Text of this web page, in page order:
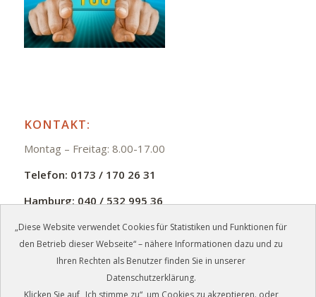
„Diese Website verwendet Cookies für Statistiken und Funktionen für
den Betrieb dieser Webseite“ – nähere Informationen dazu und zu
Ihren Rechten als Benutzer finden Sie in unserer
Datenschutzerklärung.
Klicken Sie auf „Ich stimme zu“, um Cookies zu akzeptieren. oder
KONTAKT:
Montag – Freitag: 8.00-17.00
Telefon: 0173 / 170 26 31
Hamburg: 040 / 532 995 36
E-Mail:info@zmb-jb.de